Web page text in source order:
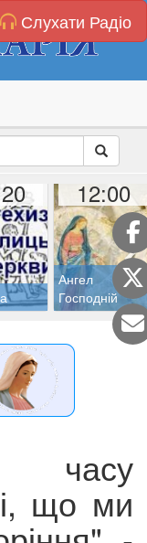
Слухати Радіо
12:00
Ангел
Господній
що ми